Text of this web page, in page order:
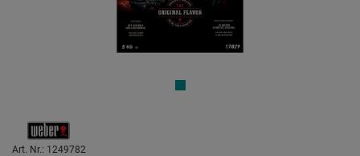
Art. Nr.: 1249782